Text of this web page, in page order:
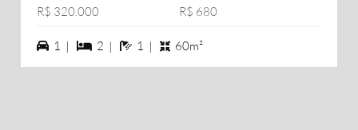
R$ 320.000 R$ 680
1 vagas na garagem
1 | 2 dormiórios
2 | 1 banheiros
1 | 60m²